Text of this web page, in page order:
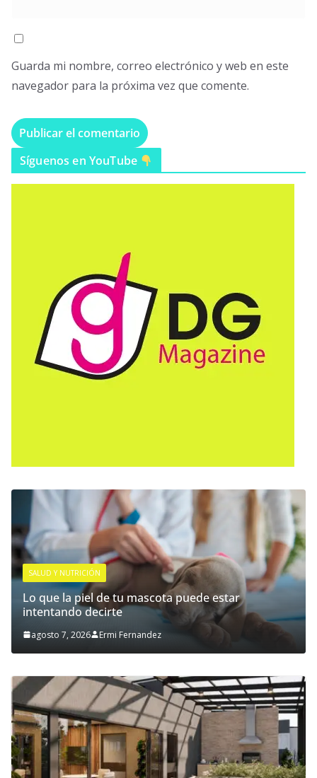
Guarda mi nombre, correo electrónico y web en este
navegador para la próxima vez que comente.
Síguenos en YouTube
SALUD Y NUTRICIÓN
Lo que la piel de tu mascota puede estar
intentando decirte
agosto 7, 2026 Ermi Fernandez